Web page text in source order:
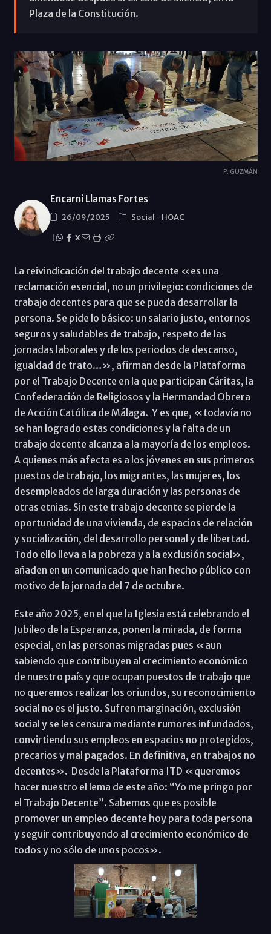
Plaza de la Constitución.
P. GUZMÁN
Encarni Llamas Fortes
26/09/2025 Social - HOAC
X
La reivindicación del trabajo decente «es una
reclamación esencial, no un privilegio: condiciones de
trabajo decentes para que se pueda desarrollar la
persona. Se pide lo básico: un salario justo, entornos
seguros y saludables de trabajo, respeto de las
jornadas laborales y de los periodos de descanso,
igualdad de trato…», afirman desde la Plataforma
por el Trabajo Decente en la que participan Cáritas, la
Confederación de Religiosos y la Hermandad Obrera
de Acción Católica de Málaga. Y es que, «todavía no
se han logrado estas condiciones y la falta de un
trabajo decente alcanza a la mayoría de los empleos.
A quienes más afecta es a los jóvenes en sus primeros
puestos de trabajo, los migrantes, las mujeres, los
desempleados de larga duración y las personas de
otras etnias. Sin este trabajo decente se pierde la
oportunidad de una vivienda, de espacios de relación
y socialización, del desarrollo personal y de libertad.
Todo ello lleva a la pobreza y a la exclusión social»,
añaden en un comunicado que han hecho público con
motivo de la jornada del 7 de octubre.
Este año 2025, en el que la Iglesia está celebrando el
Jubileo de la Esperanza, ponen la mirada, de forma
especial, en las personas migradas pues «aun
sabiendo que contribuyen al crecimiento económico
de nuestro país y que ocupan puestos de trabajo que
no queremos realizar los oriundos, su reconocimiento
social no es el justo. Sufren marginación, exclusión
social y se les censura mediante rumores infundados,
convirtiendo sus empleos en espacios no protegidos,
precarios y mal pagados. En definitiva, en trabajos no
decentes». Desde la Plataforma ITD «queremos
hacer nuestro el lema de este año: “Yo me pringo por
el Trabajo Decente”. Sabemos que es posible
promover un empleo decente hoy para toda persona
y seguir contribuyendo al crecimiento económico de
todos y no sólo de unos pocos».